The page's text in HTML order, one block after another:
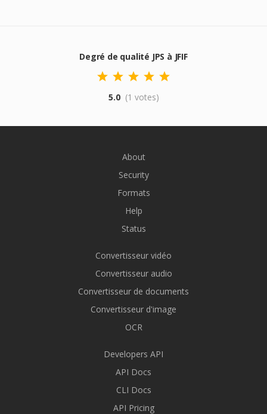
Degré de qualité JPS à JFIF
5.0 (1 votes)
About
Security
Formats
Help
Status
Convertisseur vidéo
Convertisseur audio
Convertisseur de documents
Convertisseur d'image
OCR
Developers API
API Docs
CLI Docs
API Pricing